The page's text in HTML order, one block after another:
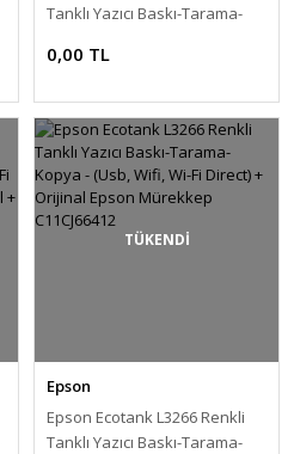
Tanklı Yazıcı Baskı-Tarama-
Ethernet, Wi-Fi Direct ) +
Mürekkep C11CJ65405
0,00 TL
TÜKENDİ
Epson
Epson Ecotank L3266 Renkli
Tanklı Yazıcı Baskı-Tarama-